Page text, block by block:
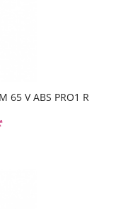
65 V ABS PRO1 R